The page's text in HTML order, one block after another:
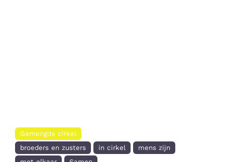
Gemengde cirkel
broeders en zusters
in cirkel
mens zijn